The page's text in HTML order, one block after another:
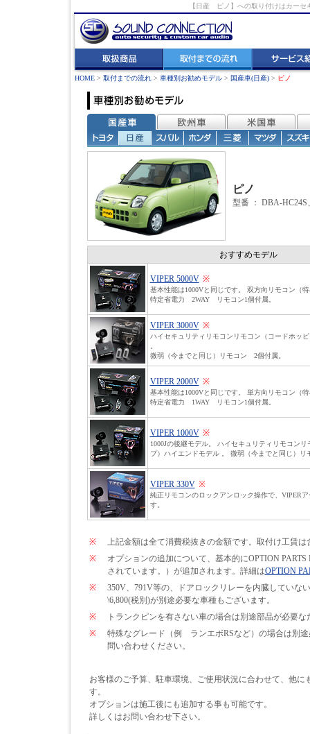
【日産 ピノ】への取り付けはカーセ
HOME > 取付までの流れ > 車種別お勧めモデル > 国産車(日産) > ピノ
ピノ
型番 ： DBA-HC24S
おすすめモデル
VIPER 5000V ※
基本性能は1000Vと同じです。 双方向リモコン（
特定省電力 2WAY リモコン1個付属。
VIPER 3000V ※
ハイセキュリティリモコンリモコン（コードホッ
微弱（今までと同じ）リモコン 2個付属。
VIPER 2000V ※
基本性能は1000Vと同じです。 単方向リモコン（
特定省電力 1WAY リモコン1個付属。
VIPER 1000V ※
1000Jの後継モデル。 ハイセキュリティリモコン
プ）ハイエンドモデル 。 微弱（今までと同じ）
VIPER 330V ※
純正リモコンのロックアンロック操作で、VIPER
す。
※
上記金額は全て消費税抜きの金額です。取付け工賃は
※
オプションの追加について、基本的にOPTION
されています。）が追加されます。詳細はOPTION
※
350V、791V等の、ドアロックリレーを内臓してい
\6,800(税別)が別途必要な車種もございます。
※
トランクピンを有さない車の場合は別途部品が必要な
※
特殊なグレード（例 ランエボRSなど）の場合は別
問い合わせください。
お客様のご予算、駐車環境、ご使用状況に合わせて、他に
す。
オプションは施工後にも追加する事も可能です。
詳しくはお問い合わせ下さい。